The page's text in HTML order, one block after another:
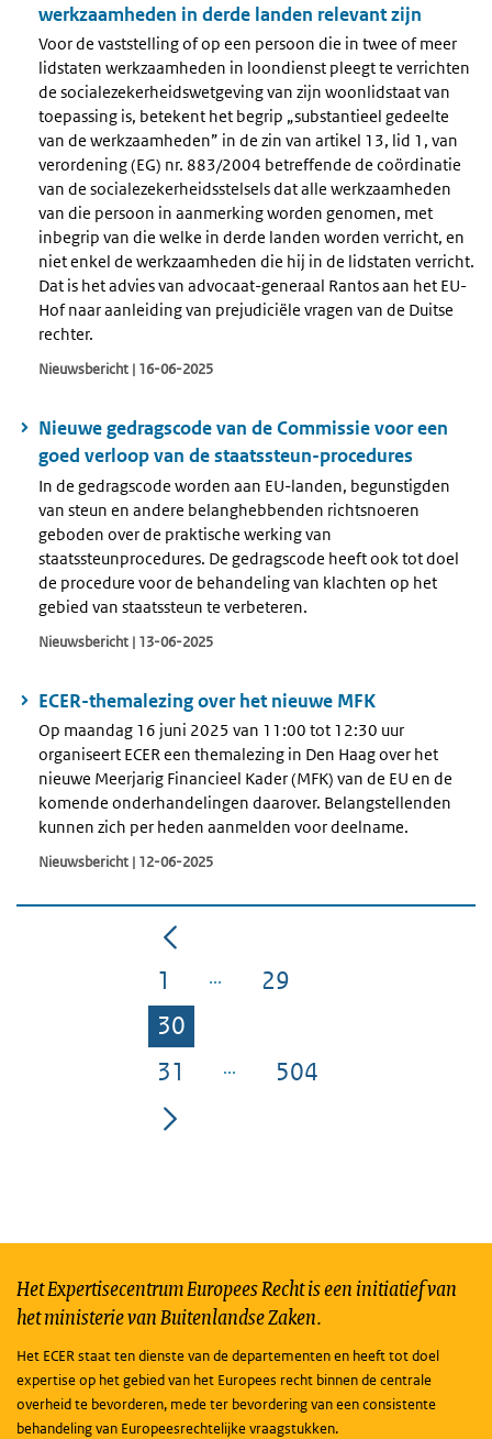
werkzaamheden in derde landen relevant zijn
Voor de vaststelling of op een persoon die in twee of meer
lidstaten werkzaamheden in loondienst pleegt te verrichten
de socialezekerheidswetgeving van zijn woonlidstaat van
toepassing is, betekent het begrip „substantieel gedeelte
van de werkzaamheden” in de zin van artikel 13, lid 1, van
verordening (EG) nr. 883/2004 betreffende de coördinatie
van de socialezekerheidsstelsels dat alle werkzaamheden
van die persoon in aanmerking worden genomen, met
inbegrip van die welke in derde landen worden verricht, en
niet enkel de werkzaamheden die hij in de lidstaten verricht.
Dat is het advies van advocaat-generaal Rantos aan het EU-
Hof naar aanleiding van prejudiciële vragen van de Duitse
rechter.
Nieuwsbericht | 16-06-2025
Nieuwe gedragscode van de Commissie voor een
goed verloop van de staatssteun-procedures
In de gedragscode worden aan EU-landen, begunstigden
van steun en andere belanghebbenden richtsnoeren
geboden over de praktische werking van
staatssteunprocedures. De gedragscode heeft ook tot doel
de procedure voor de behandeling van klachten op het
gebied van staatssteun te verbeteren.
Nieuwsbericht | 13-06-2025
ECER-themalezing over het nieuwe MFK
Op maandag 16 juni 2025 van 11:00 tot 12:30 uur
organiseert ECER een themalezing in Den Haag over het
nieuwe Meerjarig Financieel Kader (MFK) van de EU en de
komende onderhandelingen daarover. Belangstellenden
kunnen zich per heden aanmelden voor deelname.
Nieuwsbericht | 12-06-2025
Pagina
1 Pagina
29
Pagina
30
Pagina
31 Pagina
504
Het Expertisecentrum Europees Recht is een initiatief van
het ministerie van Buitenlandse Zaken.
Het ECER staat ten dienste van de departementen en heeft tot doel
expertise op het gebied van het Europees recht binnen de centrale
overheid te bevorderen, mede ter bevordering van een consistente
behandeling van Europeesrechtelijke vraagstukken.